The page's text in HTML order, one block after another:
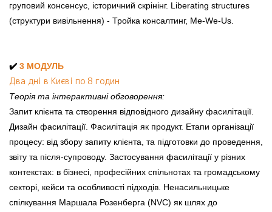
груповий консенсус, історичний скрінінг. Liberating structures
(структури вивільнення) - Тройка консалтинг, Me-We-Us.
✔️ 3 МОДУЛЬ
Два дні в Києві по 8 годин
Теорія та інтерактивні обговорення:
Запит клієнта та створення відповідного дизайну фасилітації.
Дизайн фасилітації. Фасилітація як продукт. Етапи організації
процесу: від збору запиту клієнта, та підготовки до проведення,
звіту та після-супроводу. Застосування фасилітації у різних
контекстах: в бізнесі, професійних спільнотах та громадському
секторі, кейси та особливості підходів. Ненасильницьке
спілкування Маршала Розенберга (NVC) як шлях до